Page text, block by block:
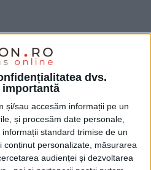
dvs.
importantă
și/sau accesăm informații pe un
și procesăm date personale,
standard trimise de un
conținut personalizate, măsurarea
audienței și dezvoltarea
și personalizate este în
arată că în România,
manual au crescut
O mașină de cusut
necesară pentru a
permițându-ți să